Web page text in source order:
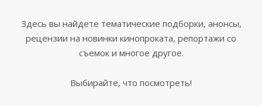
Здесь вы найдете тематические подборки, анонсы,
рецензии на новинки кинопроката, репортажи со
съемок и многое другое.
Выбирайте, что посмотреть!